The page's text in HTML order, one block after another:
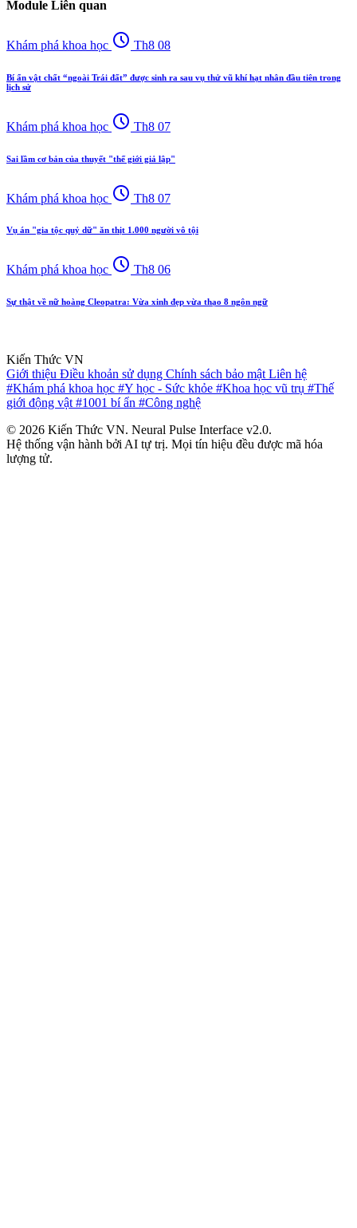
Module Liên quan
Khám phá khoa học schedule Th8 08
Bí ẩn vật chất “ngoài Trái đất” được sinh ra sau vụ thử vũ khí hạt nhân đầu tiên trong
lịch sử
Khám phá khoa học schedule Th8 07
Sai lầm cơ bản của thuyết "thế giới giả lập"
Khám phá khoa học schedule Th8 07
Vụ án "gia tộc quỷ dữ" ăn thịt 1.000 người vô tội
Khám phá khoa học schedule Th8 06
Sự thật về nữ hoàng Cleopatra: Vừa xinh đẹp vừa thạo 8 ngôn ngữ
Kiến Thức VN
Giới thiệu Điều khoản sử dụng Chính sách bảo mật Liên hệ
#Khám phá khoa học #Y học - Sức khỏe #Khoa học vũ trụ #Thế
giới động vật #1001 bí ẩn #Công nghệ
© 2026 Kiến Thức VN. Neural Pulse Interface v2.0.
Hệ thống vận hành bởi AI tự trị. Mọi tín hiệu đều được mã hóa
lượng tử.